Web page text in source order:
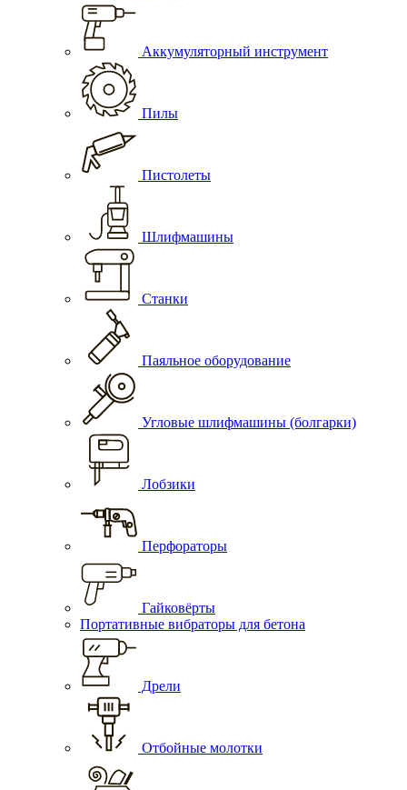
Аккумуляторный инструмент
Пилы
Пистолеты
Шлифмашины
Станки
Паяльное оборудование
Угловые шлифмашины (болгарки)
Лобзики
Перфораторы
Гайковёрты
Портативные вибраторы для бетона
Дрели
Отбойные молотки